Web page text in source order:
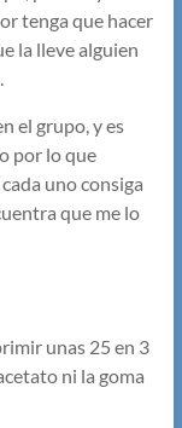
tenga que hacer
la lleve alguien
el grupo, y es
por lo que
uno consiga
que me lo
unas 25 en 3
ni la goma